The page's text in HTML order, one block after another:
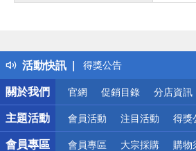
活動快訊
得獎公告
熱門話題
銀行優惠
偏遠地區配送
詐騙網頁！請小心！
關於我們
官網 促銷目錄 分店資訊
主題活動 會員活動 注目活動 得獎
會員專區 會員專區 大宗採購 購物